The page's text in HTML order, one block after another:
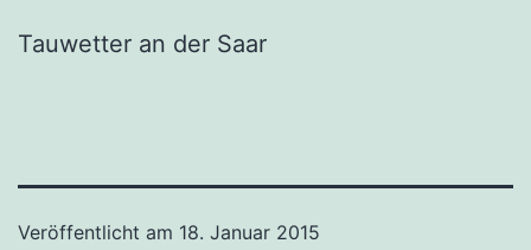
Tauwetter an der Saar
Veröffentlicht am 18. Januar 2015